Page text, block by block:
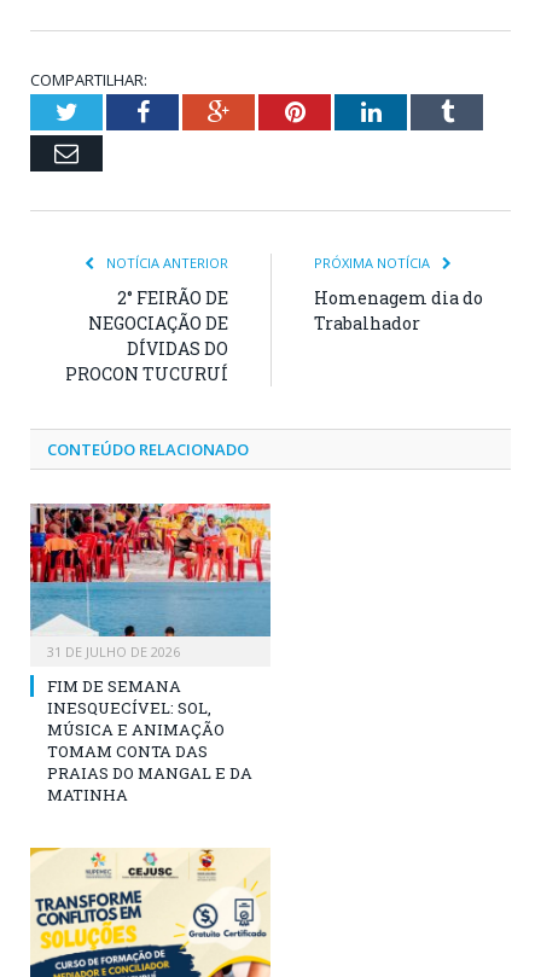
COMPARTILHAR:
TwitterFacebookGoogle+PinterestLinkedInTumblr
Email
NOTÍCIA ANTERIOR
2° FEIRÃO DE
NEGOCIAÇÃO DE
DÍVIDAS DO
PROCON TUCURUÍ
PRÓXIMA NOTÍCIA
Homenagem dia do
Trabalhador
CONTEÚDO RELACIONADO
31 DE JULHO DE 2026
FIM DE SEMANA
INESQUECÍVEL: SOL,
MÚSICA E ANIMAÇÃO
TOMAM CONTA DAS
PRAIAS DO MANGAL E DA
MATINHA